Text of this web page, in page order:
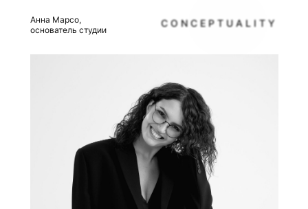
CONCEPTUALITY
RATIONALITY
Анна Марсо,
основатель студии